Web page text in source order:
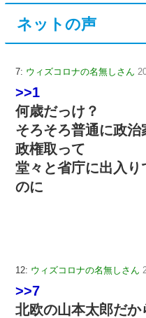
ネットの声
7: ウィズコロナの名無しさん
>>1
何歳だっけ？
そろそろ普通に政治
政権取って
堂々と省庁に出入
のに
12: ウィズコロナの名無しさん
>>7
北欧の山本太郎だか